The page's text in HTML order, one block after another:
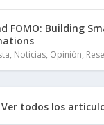
FOMO: Building
, Noticias, Opinión,
Ver todos los